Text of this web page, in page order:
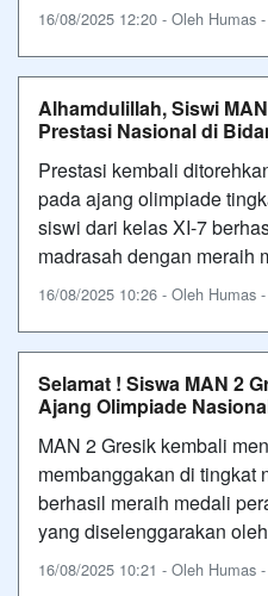
16/08/2025 12:20 - Oleh Humas
Alhamdulillah, Siswi
Prestasi Nasional di
Prestasi kembali
pada ajang olimpiade
siswi dari kelas XI-7
madrasah dengan meraih
16/08/2025 10:26 - Oleh Humas
Selamat ! Siswa MAN 2
Ajang Olimpiade
MAN 2 Gresik kembali
membanggakan di tingkat
berhasil meraih medali
yang diselenggarakan
16/08/2025 10:21 - Oleh Humas